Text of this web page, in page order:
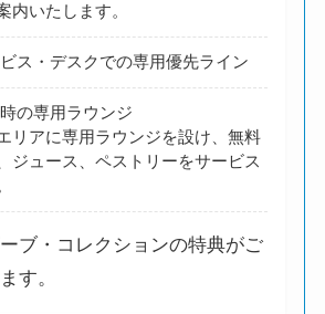
内いたします。
ス・デスクでの専用優先ライン
の専用ラウンジ
リアに専用ラウンジを設け、無料
ジュース、ペストリーをサービス
ブ・コレクションの特典がご
す。